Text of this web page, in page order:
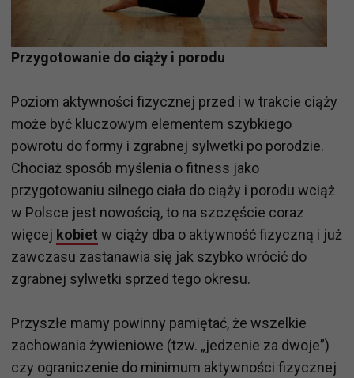
Przygotowanie do ciąży i porodu
Poziom aktywności fizycznej przed i w trakcie ciąży
może być kluczowym elementem szybkiego
powrotu do formy i zgrabnej sylwetki po porodzie.
Chociaż sposób myślenia o fitness jako
przygotowaniu silnego ciała do ciąży i porodu wciąż
w Polsce jest nowością, to na szczęście coraz
więcej kobiet w ciąży dba o aktywność fizyczną i już
zawczasu zastanawia się jak szybko wrócić do
zgrabnej sylwetki sprzed tego okresu.
Przyszłe mamy powinny pamiętać, że wszelkie
zachowania żywieniowe (tzw. „jedzenie za dwoje”)
czy ograniczenie do minimum aktywności fizycznej